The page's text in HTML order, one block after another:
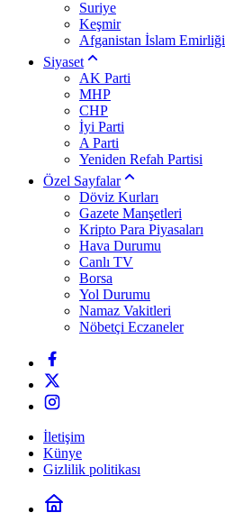
Suriye
Keşmir
Afganistan İslam Emirliği
Siyaset
AK Parti
MHP
CHP
İyi Parti
A Parti
Yeniden Refah Partisi
Özel Sayfalar
Döviz Kurları
Gazete Manşetleri
Kripto Para Piyasaları
Hava Durumu
Canlı TV
Borsa
Yol Durumu
Namaz Vakitleri
Nöbetçi Eczaneler
İletişim
Künye
Gizlilik politikası